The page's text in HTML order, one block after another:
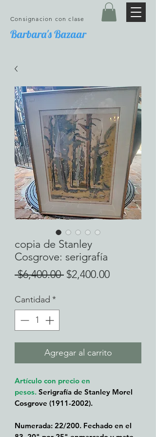
Barbara's Bazaar
Consignacion con clase
copia de Stanley
Cosgrove: serigrafía
$6,400.00 Precio
$2,400.00Precio
Cantidad *
Agregar al carrito
Artículo con precio en
pesos. Serigrafía de Stanley Morel
Cosgrove (1911-2002).
Numerada: 22/200. Fechado en el